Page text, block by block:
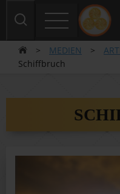
> MEDIEN >
Schiffbruch